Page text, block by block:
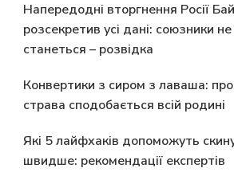
Напередодні вторгнення Росії
розсекретив усі дані: союзники
станеться – розвідка
Конвертики з сиром з лаваша:
страва сподобається всій родині
Які 5 лайфхаків допоможуть
швидше: рекомендації експертів